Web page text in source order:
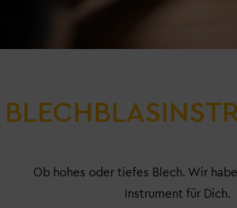
Ob hohes oder tiefes Blech. Wir
Instrument für Dich.